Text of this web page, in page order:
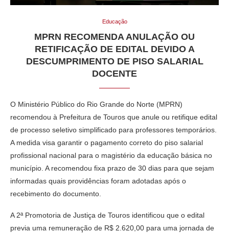
Educação
MPRN RECOMENDA ANULAÇÃO OU
RETIFICAÇÃO DE EDITAL DEVIDO A
DESCUMPRIMENTO DE PISO SALARIAL
DOCENTE
O Ministério Público do Rio Grande do Norte (MPRN)
recomendou à Prefeitura de Touros que anule ou retifique edital
de processo seletivo simplificado para professores temporários.
A medida visa garantir o pagamento correto do piso salarial
profissional nacional para o magistério da educação básica no
município. A recomendou fixa prazo de 30 dias para que sejam
informadas quais providências foram adotadas após o
recebimento do documento.
A 2ª Promotoria de Justiça de Touros identificou que o edital
previa uma remuneração de R$ 2.620,00 para uma jornada de